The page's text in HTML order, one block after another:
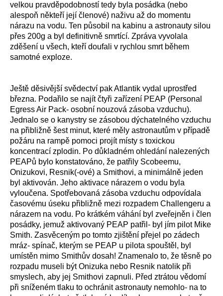
velkou pravděpodobností tedy byla posádka (nebo
alespoň někteří její členové) naživu až do momentu
nárazu na vodu. Ten působil na kabinu a astronauty silou
přes 200g a byl definitivně smrtící. Zpráva vyvolala
zděšení u všech, kteří doufali v rychlou smrt během
samotné exploze.
Ještě děsivější svědectví pak Atlantik vydal uprostřed
března. Podařilo se najít čtyři zařízení PEAP (Personal
Egress Air Pack- osobní nouzová zásoba vzduchu).
Jednalo se o kanystry se zásobou dýchatelného vzduchu
na přibližně šest minut, které měly astronautům v případě
požáru na rampě pomoci projít místy s toxickou
koncentrací zplodin. Po důkladném ohledání nalezených
PEAPů bylo konstatováno, že patřily Scobeemu,
Onizukovi, Resnik(-ové) a Smithovi, a minimálně jeden
byl aktivován. Jeho aktivace nárazem o vodu byla
vyloučena. Spotřebovaná zásoba vzduchu odpovídala
časovému úseku přibližně mezi rozpadem Challengeru a
nárazem na vodu. Po krátkém váhání byl zveřejněn i člen
posádky, jemuž aktivovaný PEAP patřil- byl jím pilot Mike
Smith. Zasvěceným po tomto zjištění přejel po zádech
mráz- spínač, kterým se PEAP u pilota spouštěl, byl
umístěn mimo Smithův dosah! Znamenalo to, že těsně po
rozpadu museli být Onizuka nebo Resnik natolik při
smyslech, aby jej Smithovi zapnuli. Před ztrátou vědomí
při sníženém tlaku to ochránit astronauty nemohlo- na to